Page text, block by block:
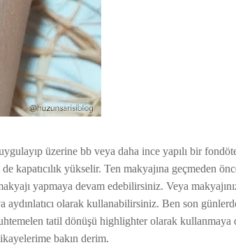
üzerine bb veya daha ince yapılı bir
kapatıcılık yükselir. Ten makyajına geçmeden
yapmaya devam edebilirsiniz. Veya
olarak kullanabilirsiniz. Ben son
tatil dönüşü highlighter olarak kullanmaya
bakın derim.